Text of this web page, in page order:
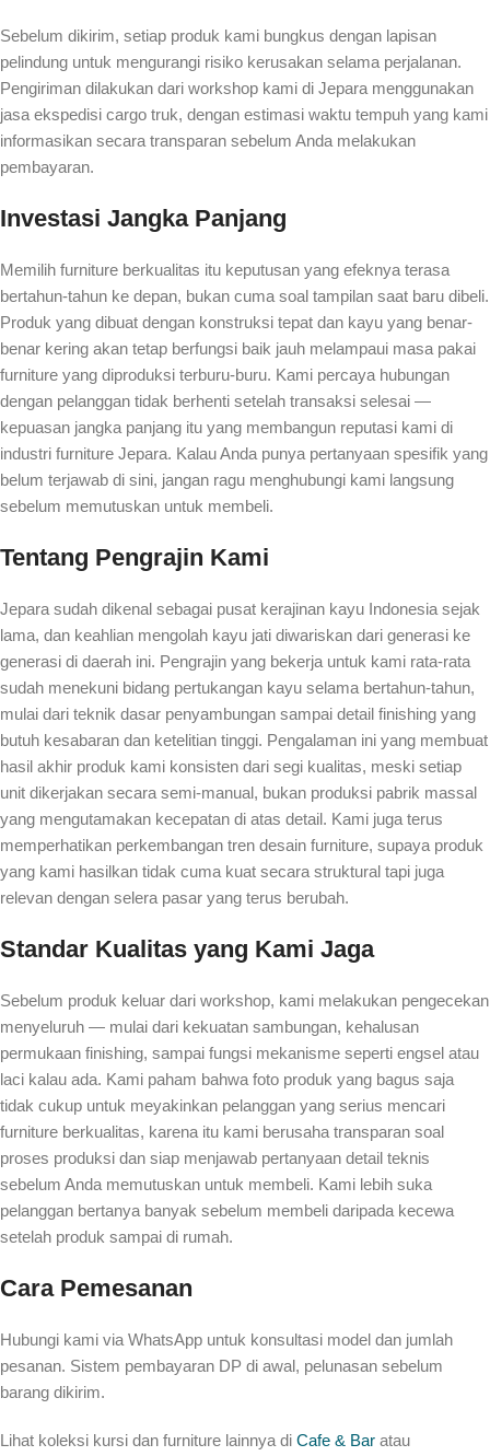
Sebelum dikirim, setiap produk kami bungkus dengan lapisan
pelindung untuk mengurangi risiko kerusakan selama perjalanan.
Pengiriman dilakukan dari workshop kami di Jepara menggunakan
jasa ekspedisi cargo truk, dengan estimasi waktu tempuh yang kami
informasikan secara transparan sebelum Anda melakukan
pembayaran.
Investasi Jangka Panjang
Memilih furniture berkualitas itu keputusan yang efeknya terasa
bertahun-tahun ke depan, bukan cuma soal tampilan saat baru dibeli.
Produk yang dibuat dengan konstruksi tepat dan kayu yang benar-
benar kering akan tetap berfungsi baik jauh melampaui masa pakai
furniture yang diproduksi terburu-buru. Kami percaya hubungan
dengan pelanggan tidak berhenti setelah transaksi selesai —
kepuasan jangka panjang itu yang membangun reputasi kami di
industri furniture Jepara. Kalau Anda punya pertanyaan spesifik yang
belum terjawab di sini, jangan ragu menghubungi kami langsung
sebelum memutuskan untuk membeli.
Tentang Pengrajin Kami
Jepara sudah dikenal sebagai pusat kerajinan kayu Indonesia sejak
lama, dan keahlian mengolah kayu jati diwariskan dari generasi ke
generasi di daerah ini. Pengrajin yang bekerja untuk kami rata-rata
sudah menekuni bidang pertukangan kayu selama bertahun-tahun,
mulai dari teknik dasar penyambungan sampai detail finishing yang
butuh kesabaran dan ketelitian tinggi. Pengalaman ini yang membuat
hasil akhir produk kami konsisten dari segi kualitas, meski setiap
unit dikerjakan secara semi-manual, bukan produksi pabrik massal
yang mengutamakan kecepatan di atas detail. Kami juga terus
memperhatikan perkembangan tren desain furniture, supaya produk
yang kami hasilkan tidak cuma kuat secara struktural tapi juga
relevan dengan selera pasar yang terus berubah.
Standar Kualitas yang Kami Jaga
Sebelum produk keluar dari workshop, kami melakukan pengecekan
menyeluruh — mulai dari kekuatan sambungan, kehalusan
permukaan finishing, sampai fungsi mekanisme seperti engsel atau
laci kalau ada. Kami paham bahwa foto produk yang bagus saja
tidak cukup untuk meyakinkan pelanggan yang serius mencari
furniture berkualitas, karena itu kami berusaha transparan soal
proses produksi dan siap menjawab pertanyaan detail teknis
sebelum Anda memutuskan untuk membeli. Kami lebih suka
pelanggan bertanya banyak sebelum membeli daripada kecewa
setelah produk sampai di rumah.
Cara Pemesanan
Hubungi kami via WhatsApp untuk konsultasi model dan jumlah
pesanan. Sistem pembayaran DP di awal, pelunasan sebelum
barang dikirim.
Lihat koleksi kursi dan furniture lainnya di Cafe & Bar atau